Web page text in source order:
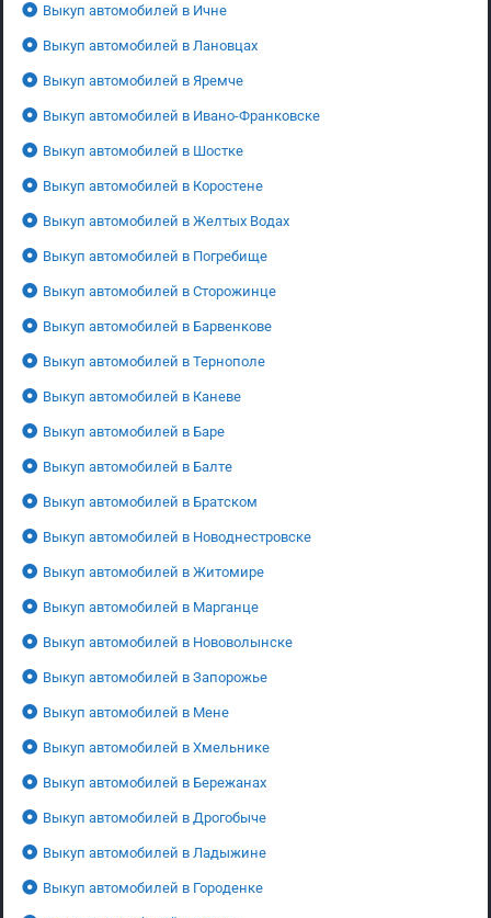
Выкуп автомобилей в Ичне
Выкуп автомобилей в Лановцах
Выкуп автомобилей в Яремче
Выкуп автомобилей в Ивано-Франковске
Выкуп автомобилей в Шостке
Выкуп автомобилей в Коростене
Выкуп автомобилей в Желтых Водах
Выкуп автомобилей в Погребище
Выкуп автомобилей в Сторожинце
Выкуп автомобилей в Барвенкове
Выкуп автомобилей в Тернополе
Выкуп автомобилей в Каневе
Выкуп автомобилей в Баре
Выкуп автомобилей в Балте
Выкуп автомобилей в Братском
Выкуп автомобилей в Новоднестровске
Выкуп автомобилей в Житомире
Выкуп автомобилей в Марганце
Выкуп автомобилей в Нововолынске
Выкуп автомобилей в Запорожье
Выкуп автомобилей в Мене
Выкуп автомобилей в Хмельнике
Выкуп автомобилей в Бережанах
Выкуп автомобилей в Дрогобыче
Выкуп автомобилей в Ладыжине
Выкуп автомобилей в Городенке